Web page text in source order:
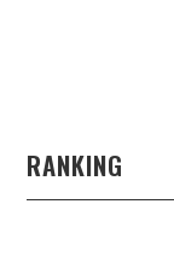
RANKING